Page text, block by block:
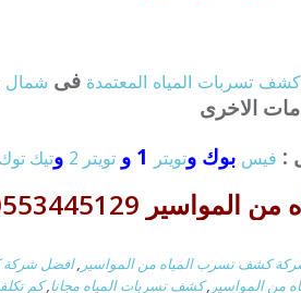
كشف تسربات المياه المعتمدة فى شمال
الاخرى
: فيس بوك وتويتر تويتر 2 وتيك توك
0553445129
كشف تسرب المياه من المواسير ,افضل شركة
من المواسير ,كشف تسربات المياه مجانا,كم